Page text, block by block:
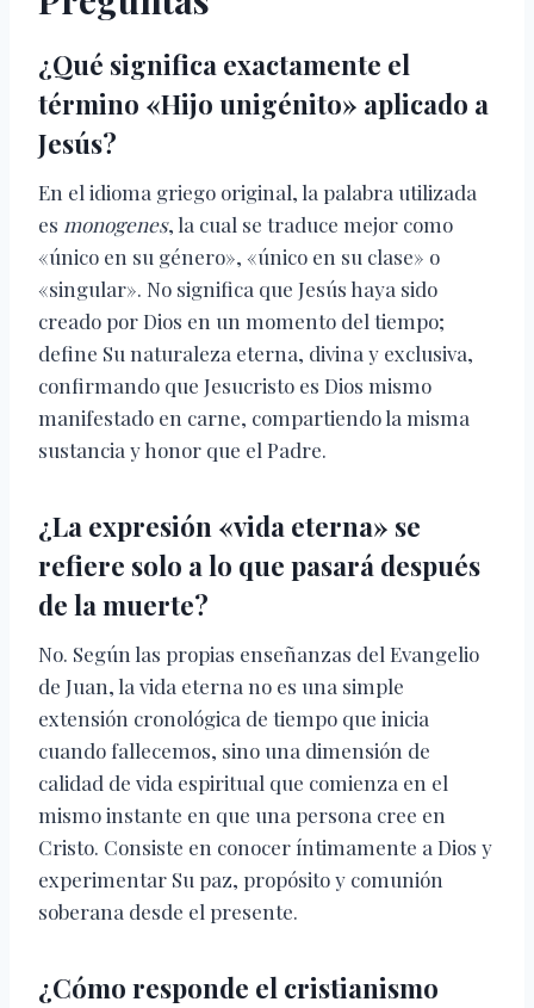
¿Qué significa exactamente el
término «Hijo unigénito» aplicado a
Jesús?
En el idioma griego original, la palabra utilizada
es monogenes, la cual se traduce mejor como
«único en su género», «único en su clase» o
«singular». No significa que Jesús haya sido
creado por Dios en un momento del tiempo;
define Su naturaleza eterna, divina y exclusiva,
confirmando que Jesucristo es Dios mismo
manifestado en carne, compartiendo la misma
sustancia y honor que el Padre.
¿La expresión «vida eterna» se
refiere solo a lo que pasará después
de la muerte?
No. Según las propias enseñanzas del Evangelio
de Juan, la vida eterna no es una simple
extensión cronológica de tiempo que inicia
cuando fallecemos, sino una dimensión de
calidad de vida espiritual que comienza en el
mismo instante en que una persona cree en
Cristo. Consiste en conocer íntimamente a Dios y
experimentar Su paz, propósito y comunión
soberana desde el presente.
¿Cómo responde el cristianismo